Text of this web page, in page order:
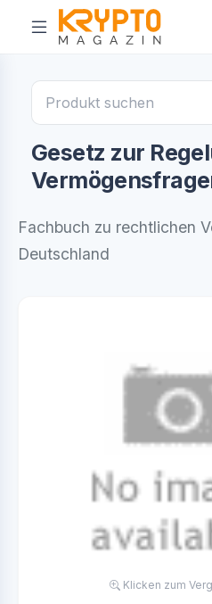
Gesetz zur
Fachbuch zu rechtlichen
Deutschland
Klicken zum